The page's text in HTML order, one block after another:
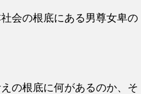
会の根底にある男尊女卑の
の根底に何があるのか、そ